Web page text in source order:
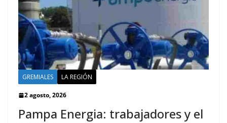
GREMIALES LA REGIÓN
2 agosto, 2026
Pampa Energia: trabajadores y el